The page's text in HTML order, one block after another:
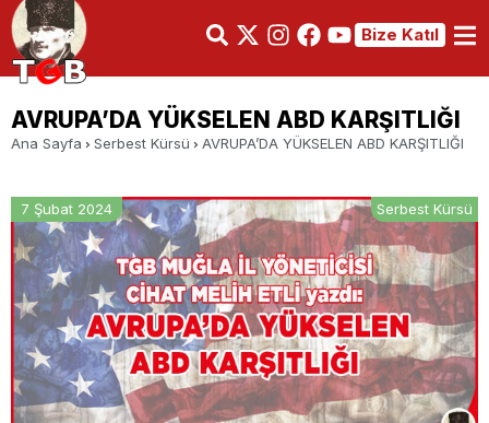
Bize Katıl
AVRUPA’DA YÜKSELEN ABD KARŞITLIĞI
Ana Sayfa Serbest Kürsü AVRUPA’DA YÜKSELEN ABD KARŞITLIĞI
7 Şubat 2024 Serbest Kürsü